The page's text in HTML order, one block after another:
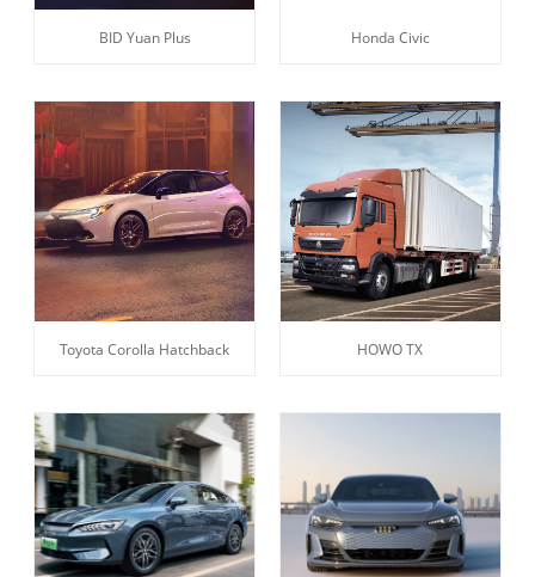
BID Yuan Plus Honda Civic
Toyota Corolla Hatchback HOWO TX